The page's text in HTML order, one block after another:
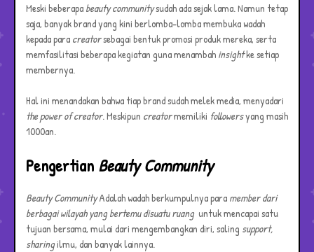
Meski beberapabeauty communitysudah ada sejak lama. Namun tetap
saja, banyak brand yang kini berlomba-lomba membuka wadah
kepada paracreatorsebagai bentuk promosi produk mereka, serta
memfasilitasi beberapa kegiatan guna menambahinsightke setiap
membernya.
Hal ini menandakan bahwa tiap brand sudah melek media, menyadari
the power of creator. Meskipun creatormemiliki followersyang masih
1000an.
Pengertian Beauty Community
Beauty CommunityAdalah wadah berkumpulnya paramember dari
berbagai wilayah yang bertemu disuatu ruang untuk mencapai satu
tujuan bersama, mulai dari mengembangkan diri, saling support,
sharingilmu, dan banyak lainnya.